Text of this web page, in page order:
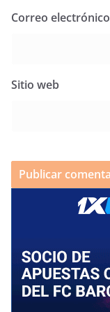
Correo electrónico
Sitio web